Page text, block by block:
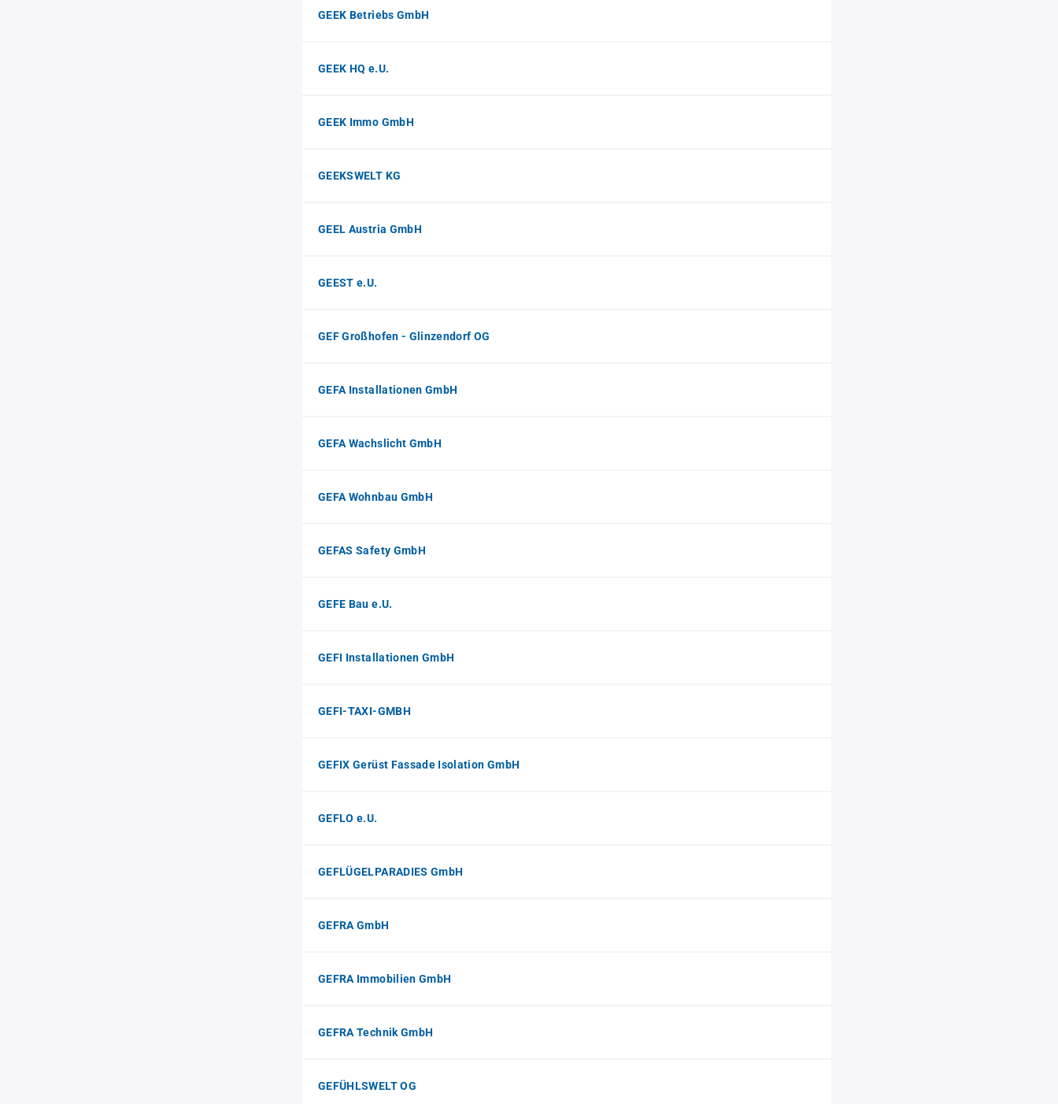
GEEK Betriebs GmbH
GEEK HQ e.U.
GEEK Immo GmbH
GEEKSWELT KG
GEEL Austria GmbH
GEEST e.U.
GEF Großhofen - Glinzendorf OG
GEFA Installationen GmbH
GEFA Wachslicht GmbH
GEFA Wohnbau GmbH
GEFAS Safety GmbH
GEFE Bau e.U.
GEFI Installationen GmbH
GEFI-TAXI-GMBH
GEFIX Gerüst Fassade Isolation GmbH
GEFLO e.U.
GEFLÜGELPARADIES GmbH
GEFRA GmbH
GEFRA Immobilien GmbH
GEFRA Technik GmbH
GEFÜHLSWELT OG